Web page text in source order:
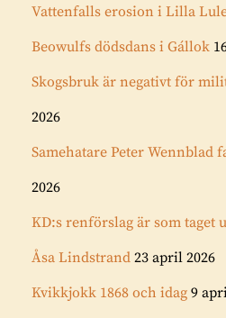
Vattenfalls erosion i Lilla
Beowulfs dödsdans i Gállok
Skogsbruk är negativt för
2026
Samehatare Peter Wennblad
2026
KD:s renförslag är som taget
Åsa Lindstrand 23 april 2026
Kvikkjokk 1868 och idag 9